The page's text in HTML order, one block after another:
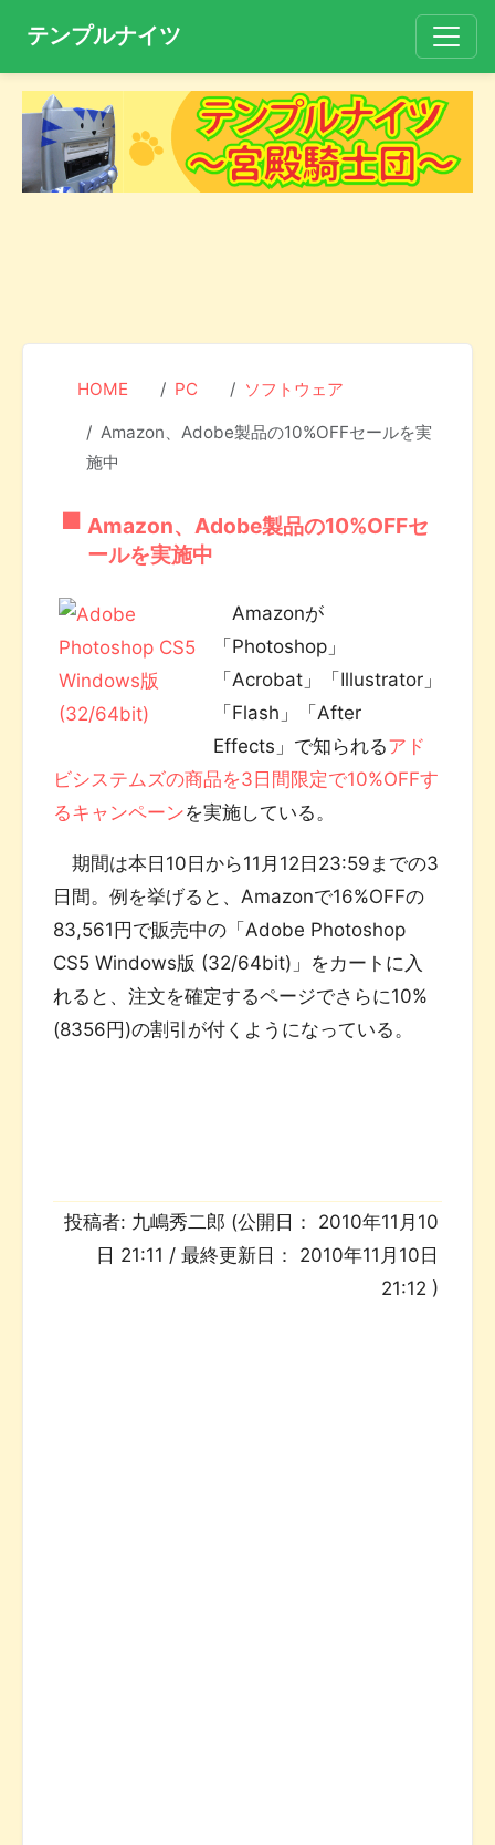
テンプルナイツ
HOME PC ソフトウェア
Amazon、Adobe製品の10%OFFセールを実
施中
Amazon、Adobe製品の10%OFFセ
ールを実施中
Amazonが
「Photoshop」
「Acrobat」「Illustrator」
「Flash」「After
Effects」で知られるアド
ビシステムズの商品を3日間限定で10%OFFす
るキャンペーンを実施している。
期間は本日10日から11月12日23:59までの3
日間。例を挙げると、Amazonで16%OFFの
83,561円で販売中の「Adobe Photoshop
CS5 Windows版 (32/64bit)」をカートに入
れると、注文を確定するページでさらに10%
(8356円)の割引が付くようになっている。
投稿者: 九嶋秀二郎 (公開日： 2010年11月10
日 21:11 / 最終更新日： 2010年11月10日
21:12 )